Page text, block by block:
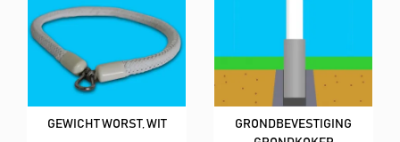
GEWICHT WORST, WIT
GRONDBEVESTIGING